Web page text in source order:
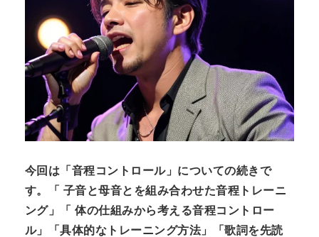
今回は「音程コントロール」についての続きで
す。「 子音と母音とを組み合わせた音程トレーニ
ング」「 体の仕組みから考える音程コントロー
ル」「具体的なトレーニング方法」「歌詞を先読